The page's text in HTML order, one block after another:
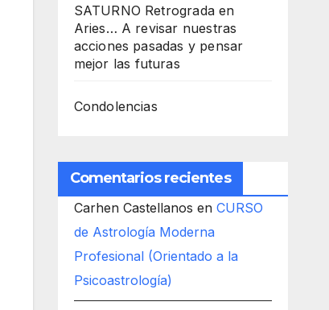
SATURNO Retrograda en
Aries… A revisar nuestras
acciones pasadas y pensar
mejor las futuras
Condolencias
Comentarios recientes
Carhen Castellanos en CURSO
de Astrología Moderna
Profesional (Orientado a la
Psicoastrología)